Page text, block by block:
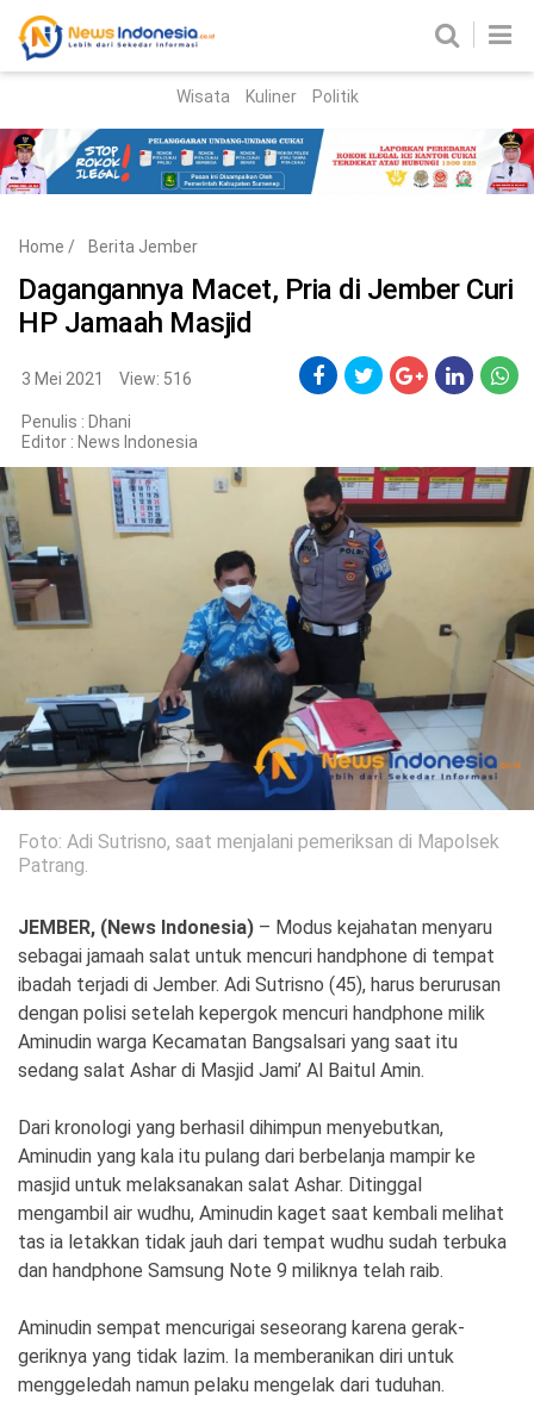
Parlemen
Nasional
Peristiwa
Hukum Kriminal
Korupsi
Politik
Gaya Hidup
Kuliner
Otomotif
Iptek
Pendidikan Ilmiah
Teknologi
SosBud
Sosial Budaya
Wisata
Ekonomi Olahraga
Indeks Birokrasi
Wisata Kuliner Politik
Home / Berita Jember
Dagangannya Macet, Pria di Jember Curi
HP Jamaah Masjid
3 Mei 2021 View: 516
Penulis : Dhani
Editor : News Indonesia
Foto: Adi Sutrisno, saat menjalani pemeriksan di Mapolsek
Patrang.
JEMBER, (News Indonesia) – Modus kejahatan menyaru
sebagai jamaah salat untuk mencuri handphone di tempat
ibadah terjadi di Jember. Adi Sutrisno (45), harus berurusan
dengan polisi setelah kepergok mencuri handphone milik
Aminudin warga Kecamatan Bangsalsari yang saat itu
sedang salat Ashar di Masjid Jami’ Al Baitul Amin.
Dari kronologi yang berhasil dihimpun menyebutkan,
Aminudin yang kala itu pulang dari berbelanja mampir ke
masjid untuk melaksanakan salat Ashar. Ditinggal
mengambil air wudhu, Aminudin kaget saat kembali melihat
tas ia letakkan tidak jauh dari tempat wudhu sudah terbuka
dan handphone Samsung Note 9 miliknya telah raib.
Aminudin sempat mencurigai seseorang karena gerak-
geriknya yang tidak lazim. Ia memberanikan diri untuk
menggeledah namun pelaku mengelak dari tuduhan.